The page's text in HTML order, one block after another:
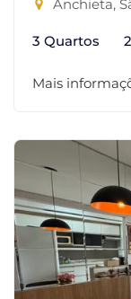
Anchieta,
3 Quartos
Mais